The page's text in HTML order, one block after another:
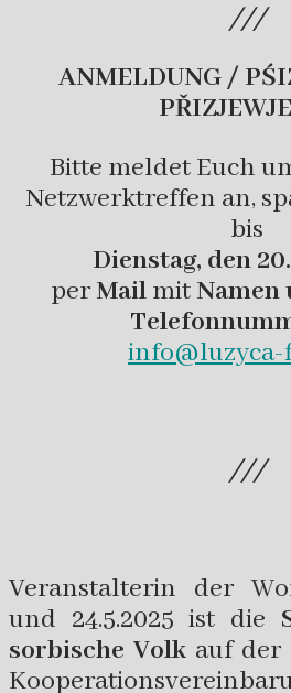
///
ANMELDUNG /
Bitte meldet Euch
Netzwerktreffen an,
bis
Dienstag, den
perMailmit
///
Veranstalterin der
und 24.5.2025 ist die
sorbische Volk auf der